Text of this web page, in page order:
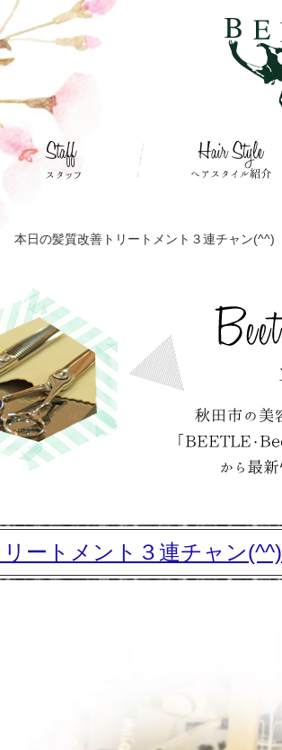
本日の髪質改善トリートメント３連チャン(^^)
ートメント３連チャン(^^)